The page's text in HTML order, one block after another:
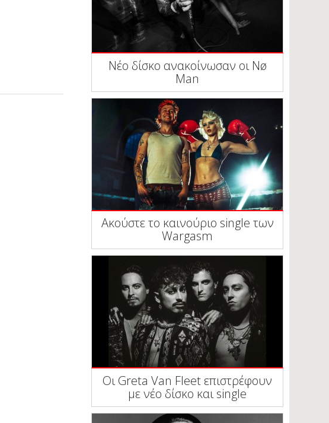
Νέο δίσκο ανακοίνωσαν οι Nø
Man
Ακούστε το καινούριο single των
Wargasm
Οι Greta Van Fleet επιστρέφουν
με νέο δίσκο και single